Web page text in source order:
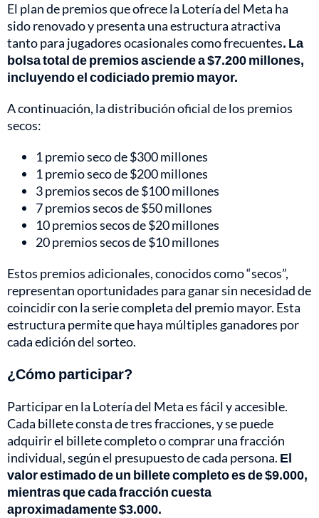
El plan de premios que ofrece la Lotería del Meta ha
sido renovado y presenta una estructura atractiva
tanto para jugadores ocasionales como frecuentes. La
bolsa total de premios asciende a $7.200 millones,
incluyendo el codiciado premio mayor.
A continuación, la distribución oficial de los premios
secos:
1 premio seco de $300 millones
1 premio seco de $200 millones
3 premios secos de $100 millones
7 premios secos de $50 millones
10 premios secos de $20 millones
20 premios secos de $10 millones
Estos premios adicionales, conocidos como “secos”,
representan oportunidades para ganar sin necesidad de
coincidir con la serie completa del premio mayor. Esta
estructura permite que haya múltiples ganadores por
cada edición del sorteo.
¿Cómo participar?
Participar en la Lotería del Meta es fácil y accesible.
Cada billete consta de tres fracciones, y se puede
adquirir el billete completo o comprar una fracción
individual, según el presupuesto de cada persona. El
valor estimado de un billete completo es de $9.000,
mientras que cada fracción cuesta
aproximadamente $3.000.